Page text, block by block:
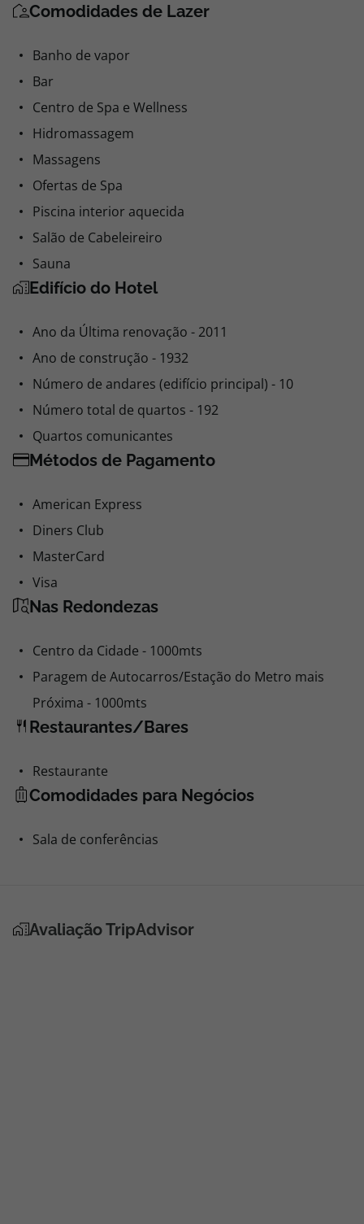
Comodidades de Lazer
Banho de vapor
Bar
Centro de Spa e Wellness
Hidromassagem
Massagens
Ofertas de Spa
Piscina interior aquecida
Salão de Cabeleireiro
Sauna
Edifício do Hotel
Ano da Última renovação - 2011
Ano de construção - 1932
Número de andares (edifício principal) - 10
Número total de quartos - 192
Quartos comunicantes
Métodos de Pagamento
American Express
Diners Club
MasterCard
Visa
Nas Redondezas
Centro da Cidade - 1000mts
Paragem de Autocarros/Estação do Metro mais
Próxima - 1000mts
Restaurantes/Bares
Restaurante
Comodidades para Negócios
Sala de conferências
Avaliação TripAdvisor